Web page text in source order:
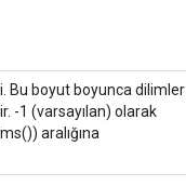
Bu boyut boyunca dilimler
-1 (varsayılan) olarak
aralığına